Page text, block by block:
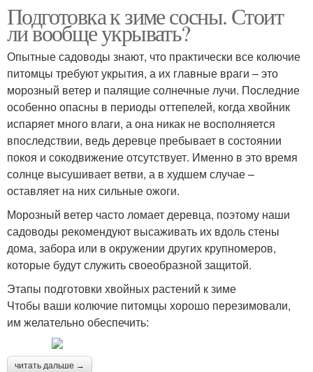
Подготовка к зиме сосны. Стоит
ли вообще укрывать?
Опытные садоводы знают, что практически все колючие
питомцы требуют укрытия, а их главные враги – это
морозный ветер и палящие солнечные лучи. Последние
особенно опасны в периоды оттепелей, когда хвойник
испаряет много влаги, а она никак не восполняется
впоследствии, ведь деревце пребывает в состоянии
покоя и сокодвижение отсутствует. Именно в это время
солнце высушивает ветви, а в худшем случае –
оставляет на них сильные ожоги.
Морозный ветер часто ломает деревца, поэтому наши
садоводы рекомендуют высаживать их вдоль стены
дома, забора или в окружении других крупномеров,
которые будут служить своеобразной защитой.
Этапы подготовки хвойных растений к зиме
Чтобы ваши колючие питомцы хорошо перезимовали,
им желательно обеспечить:
читать дальше →